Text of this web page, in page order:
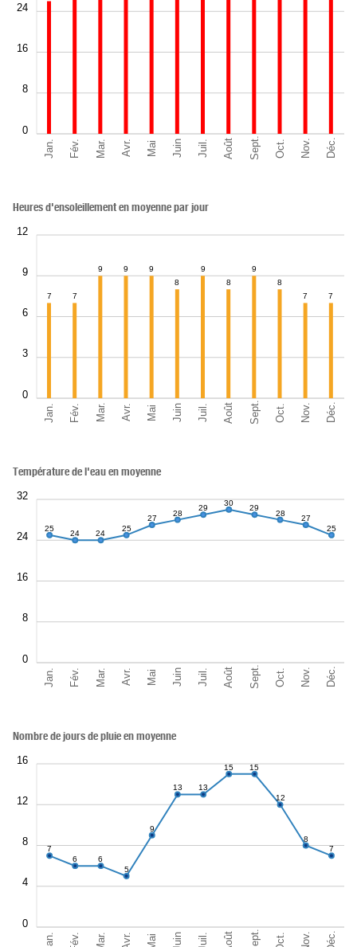
Jan. Fév. Mar. Avr. Mai Juin Juil. Août Sept. Oct. Nov. Déc.
0
8
16
24
Jan. Fév. Mar. Avr. Mai Juin Juil. Août Sept. Oct. Nov. Déc.
0
3
6
9
12
Heures d'ensoleillement en moyenne par jour
7 7
9 9 9
8
9
8
9
8
7
7
Jan. Fév. Mar. Avr. Mai Juin Juil. Août Sept. Oct. Nov. Déc.
0
8
16
24
32
Température de l'eau en moyenne
25
24 24
25
27
28
29
30
29
28
27
25
Jan. Fév. Mar. Avr. Mai Juin Juil. Août Sept. Oct. Nov. Déc.
0
4
8
12
16
Nombre de jours de pluie en moyenne
7
6
6
5
9
13 13
15 15
12
8
7